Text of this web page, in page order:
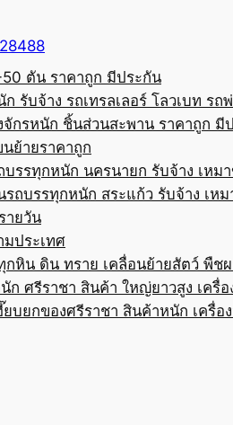
ตัน ราคาถูก มีประกัน
รับจ้าง รถเทรลเลอร์ โลวเบท รถ
กรหนัก ชิ้นส่วนสะพาน ราคาถูก มี
ย้ายราคาถูก
บรรทุกหนัก นครนายก รับจ้าง เหม
รถบรรทุกหนัก สระแก้ว รับจ้าง เห
ายวัน
มประเทศ
หิน ดิน ทราย เคลื่อนย้ายสัตว์ พืชผ
ก ศรีราชา สินค้า ใหญ่ยาวสูง เครื่อ
ยบยกของศรีราชา สินค้าหนัก เครื่อ